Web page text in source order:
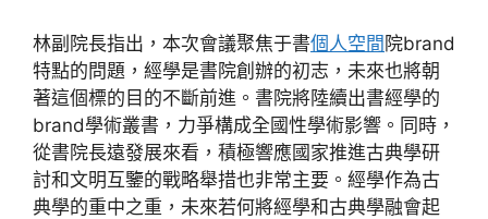
林副院長指出，本次會議聚焦于書個人空間 院brand
特點的問題，經學是書院創辦的初志，未來也將朝
著這個標的目的不斷前進。書院將陸續出書經學的
brand學術叢書，力爭構成全國性學術影響。同時，
從書院長遠發展來看，積極響應國家推進古典學研
討和文明互鑒的戰略舉措也非常主要。經學作為古
典學的重中之重，未來若何將經學和古典學融會起